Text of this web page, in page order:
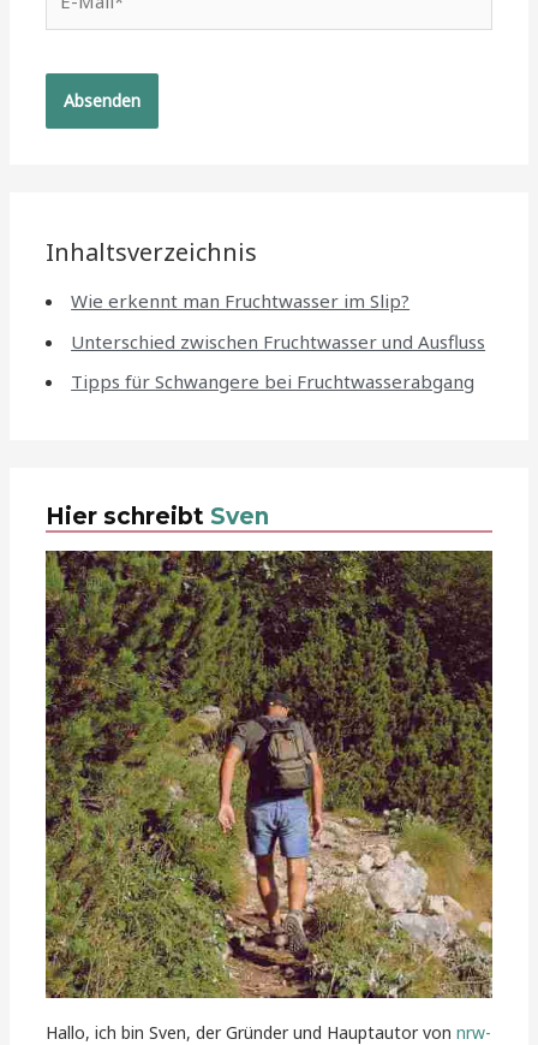
Mail*
Inhaltsverzeichnis
Wie erkennt man Fruchtwasser im Slip?
Unterschied zwischen Fruchtwasser und Ausfluss
Tipps für Schwangere bei Fruchtwasserabgang
Hier schreibt Sven
Hallo, ich bin Sven, der Gründer und Hauptautor vonnrw-